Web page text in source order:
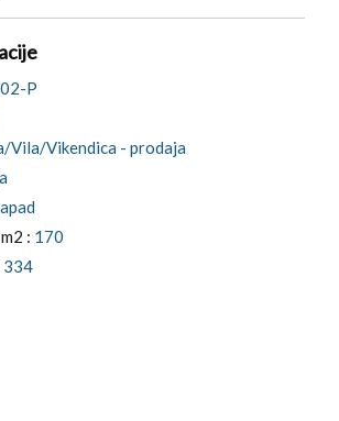
P
Vila/Vikendica - prodaja
: 170
334